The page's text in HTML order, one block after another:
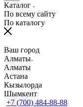
Каталог
По всему сайту
По каталогу
Ваш город
Алматы
Алматы
Астана
Кызылорда
Шымкент
+7 (700) 484-88-88